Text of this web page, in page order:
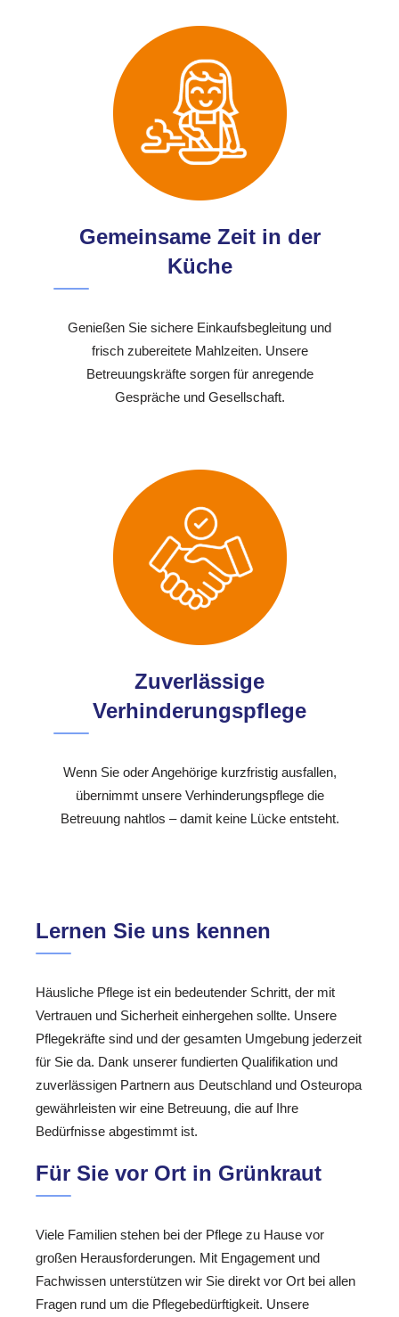
Gemeinsame Zeit in der
Küche
Genießen Sie sichere Einkaufsbegleitung und
frisch zubereitete Mahlzeiten. Unsere
Betreuungskräfte sorgen für anregende
Gespräche und Gesellschaft.
Zuverlässige
Verhinderungspflege
Wenn Sie oder Angehörige kurzfristig ausfallen,
übernimmt unsere Verhinderungspflege die
Betreuung nahtlos – damit keine Lücke entsteht.
Lernen Sie uns kennen
Häusliche Pflege ist ein bedeutender Schritt, der mit
Vertrauen und Sicherheit einhergehen sollte. Unsere
Pflegekräfte sind und der gesamten Umgebung jederzeit
für Sie da. Dank unserer fundierten Qualifikation und
zuverlässigen Partnern aus Deutschland und Osteuropa
gewährleisten wir eine Betreuung, die auf Ihre
Bedürfnisse abgestimmt ist.
Für Sie vor Ort in Grünkraut
Viele Familien stehen bei der Pflege zu Hause vor
großen Herausforderungen. Mit Engagement und
Fachwissen unterstützen wir Sie direkt vor Ort bei allen
Fragen rund um die Pflegebedürftigkeit. Unsere